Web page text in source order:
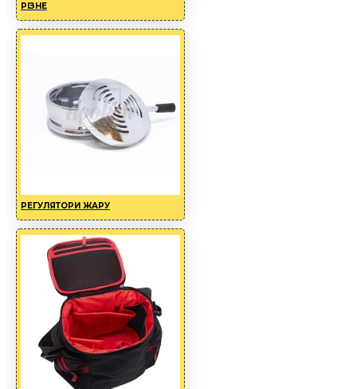
РIЗНЕ
РЕГУЛЯТОРИ ЖАРУ